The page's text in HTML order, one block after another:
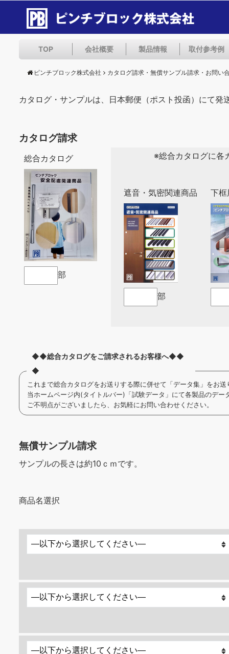
TOP 会社概要 製品情報 取付参考例
ピンチブロック株式会社 カタログ請求・無償サンプル請求・お問い
カタログ・サンプルは、日本郵便（ポスト投函）にて発
カタログ請求
総合カタログ
部
※総合カタログに各
遮音・気密関連商品
部
下框
◆◆総合カタログをご請求されるお客様へ◆◆
◆
これまで総合カタログをお送りする際に併せて「データ集」をお
当ホームページ内(タイトルバー)「試験データ」にて各製品のデ
ご不明点がございましたら、お気軽にお問い合わせください。
無償サンプル請求
サンプルの長さは約10ｃｍです。
商品名選択 品